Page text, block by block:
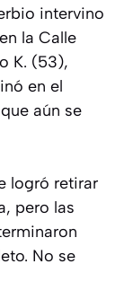
intervino
la Calle
K. (53),
en el
aún se
logró retirar
pero las
No se